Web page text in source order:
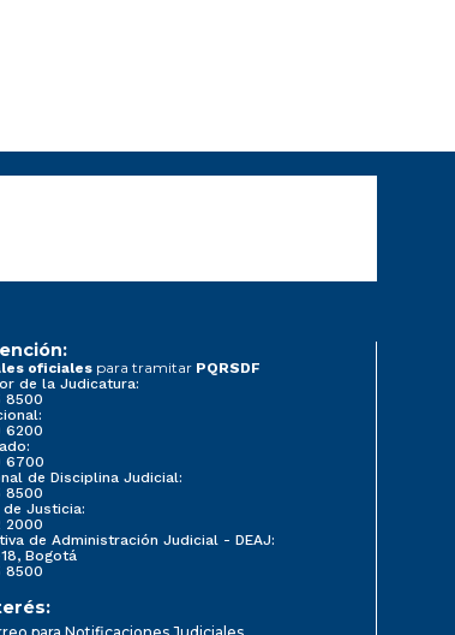
oficiales para tramitar PQRSDF
de la Judicatura:
8500
6200
6700
de Disciplina Judicial:
8500
Justicia:
2000
de Administración Judicial - DEAJ:
Bogotá
8500